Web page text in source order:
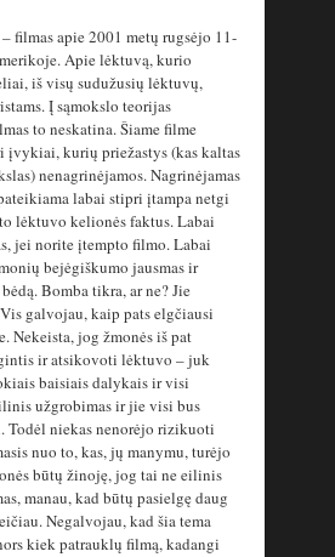
– filmas apie 2001 metų rugsėjo 11-
Apie lėktuvą, kurio
iš visų sudužusių lėktuvų,
Į sąmokslo teorijas
to neskatina. Šiame filme
įvykiai, kurių priežastys (kas kaltas
nenagrinėjamos. Nagrinėjamas
labai stipri įtampa netgi
lėktuvo kelionės faktus. Labai
jei norite įtempto filmo. Labai
bejėgiškumo jausmas ir
Bomba tikra, ar ne? Jie
galvojau, kaip pats elgčiausi
Nekeista, jog žmonės iš pat
ir atsikovoti lėktuvo – juk
baisiais dalykais ir visi
užgrobimas ir jie visi bus
Todėl niekas nenorėjo rizikuoti
nuo to, kas, jų manymu, turėjo
būtų žinoję, jog tai ne eilinis
manau, kad būtų pasielgę daug
Negalvojau, kad šia tema
kiek patrauklų filmą, kadangi